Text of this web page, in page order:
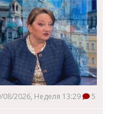
08/2026, Неделя 13:29 5